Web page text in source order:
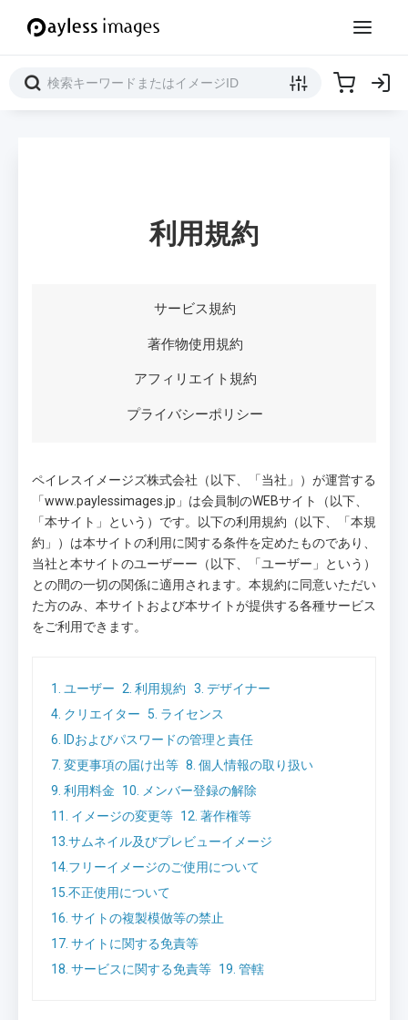
利用規約
サービス規約
著作物使用規約
アフィリエイト規約
プライバシーポリシー
ペイレスイメージズ株式会社（以下、「当社」）が運営する
「www.paylessimages.jp」は会員制のWEBサイト（以下、
「本サイト」という）です。以下の利用規約（以下、「本規
約」）は本サイトの利用に関する条件を定めたものであり、
当社と本サイトのユーザーー（以下、「ユーザー」という）
との間の一切の関係に適用されます。本規約に同意いただい
た方のみ、本サイトおよび本サイトが提供する各種サービス
をご利用できます。
1. ユーザー 2. 利用規約
3. デザイナー
4. クリエイター
5. ライセンス
6. IDおよびパスワードの管理と責任
7. 変更事項の届け出等 8. 個人情報の取り扱い
9. 利用料金
10. メンバー登録の解除
11. イメージの変更等 12. 著作権等
13.サムネイル及びプレビューイメージ
14.フリーイメージのご使用について
15.不正使用について
16. サイトの複製模倣等の禁止
17. サイトに関する免責等
18. サービスに関する免責等 19. 管轄